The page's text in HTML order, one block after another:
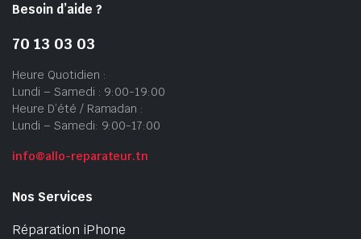
Besoin d’aide ?
70 13 03 03
Heure Quotidien :
Lundi – Samedi : 9:00-19:00
Heure D’été / Ramadan :
Lundi – Samedi: 9:00-17:00
info@allo-reparateur.tn
Nos Services
Réparation iPhone